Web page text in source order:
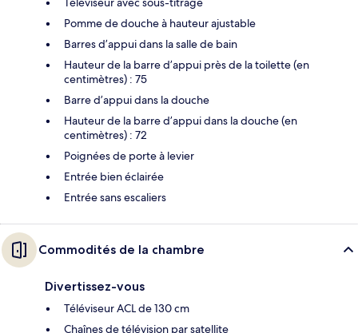
Pomme de douche à hauteur ajustable
Barres d’appui dans la salle de bain
Hauteur de la barre d’appui près de la toilette (en
centimètres) : 75
Barre d’appui dans la douche
Hauteur de la barre d’appui dans la douche (en
centimètres) : 72
Poignées de porte à levier
Entrée bien éclairée
Entrée sans escaliers
Commodités de la chambre
Divertissez-vous
Téléviseur ACL de 130 cm
Chaînes de télévision par satellite